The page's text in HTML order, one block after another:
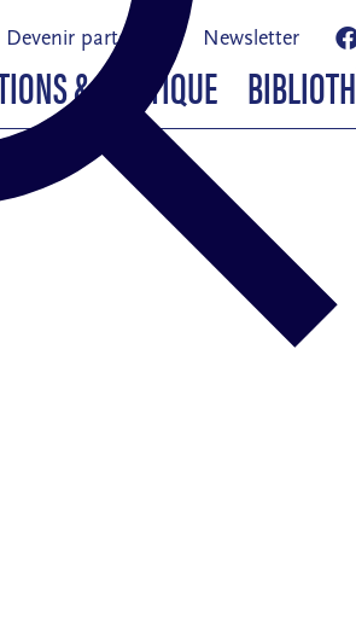
Devenir partenaire Newsletter
& BOUTIQUE